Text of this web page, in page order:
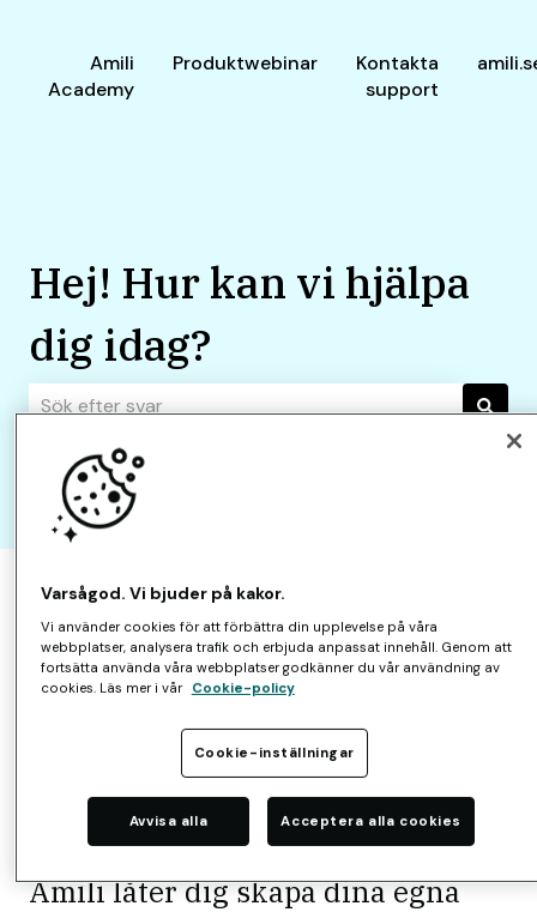
Amili
Academy
Produktwebinar
Kontakta
support
Hej! Hur kan vi hjälpa
dig idag?
Det finns inga förslag eftersom sökfältet är tomt.
Filtrering
Hur styr jag vilken data
som visas i kund- och
ärendevyn?
Amili låter dig skapa dina egna
Varsågod. Vi bjuder på kakor.
Vi använder cookies för att förbättra din upplevelse på våra
webbplatser, analysera trafik och erbjuda anpassat innehåll. Genom att
fortsätta använda våra webbplatser godkänner du vår användning av
cookies. Läs mer i vår Cookie-policy
Cookie-inställningar
Avvisa alla Acceptera alla cookies